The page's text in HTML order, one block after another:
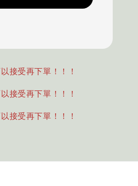
接受再下單！！！
接受再下單！！！
接受再下單！！！